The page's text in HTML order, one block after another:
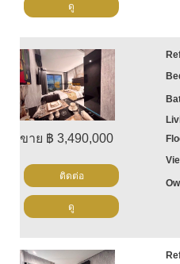
ดู
ขาย ฿ 3,490,000
ติดต่อ
ดู